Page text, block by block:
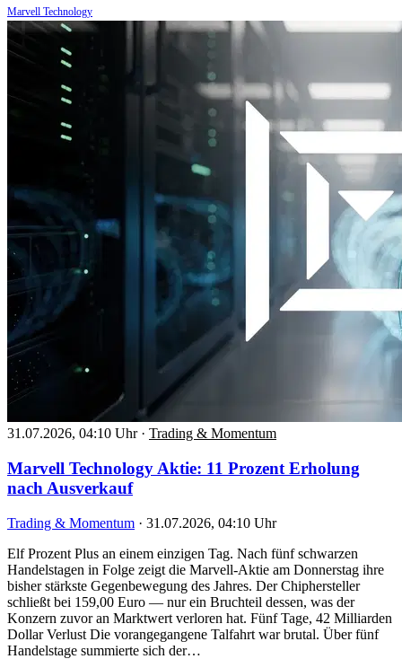
Marvell Technology
31.07.2026, 04:10 Uhr · Trading & Momentum
Marvell Technology Aktie: 11 Prozent Erholung
nach Ausverkauf
Trading & Momentum · 31.07.2026, 04:10 Uhr
Elf Prozent Plus an einem einzigen Tag. Nach fünf schwarzen
Handelstagen in Folge zeigt die Marvell-Aktie am Donnerstag ihre
bisher stärkste Gegenbewegung des Jahres. Der Chiphersteller
schließt bei 159,00 Euro — nur ein Bruchteil dessen, was der
Konzern zuvor an Marktwert verloren hat. Fünf Tage, 42 Milliarden
Dollar Verlust Die vorangegangene Talfahrt war brutal. Über fünf
Handelstage summierte sich der…